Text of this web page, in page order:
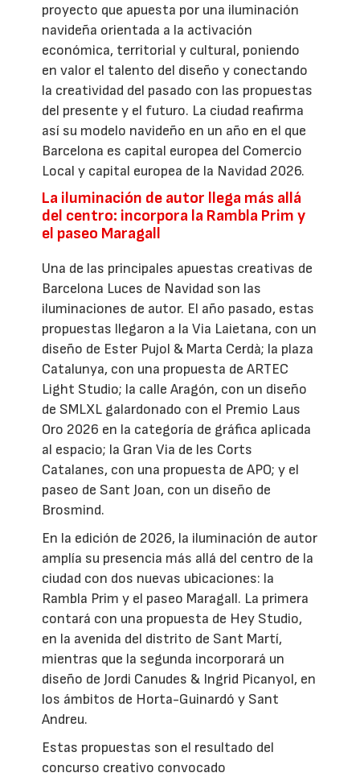
proyecto que apuesta por una iluminación
navideña orientada a la activación
económica, territorial y cultural, poniendo
en valor el talento del diseño y conectando
la creatividad del pasado con las propuestas
del presente y el futuro. La ciudad reafirma
así su modelo navideño en un año en el que
Barcelona es capital europea del Comercio
Local y capital europea de la Navidad 2026.
La iluminación de autor llega más allá
del centro: incorpora la Rambla Prim y
el paseo Maragall
Una de las principales apuestas creativas de
Barcelona Luces de Navidad son las
iluminaciones de autor. El año pasado, estas
propuestas llegaron a la Via Laietana, con un
diseño de Ester Pujol & Marta Cerdà; la plaza
Catalunya, con una propuesta de ARTEC
Light Studio; la calle Aragón, con un diseño
de SMLXL galardonado con el Premio Laus
Oro 2026 en la categoría de gráfica aplicada
al espacio; la Gran Via de les Corts
Catalanes, con una propuesta de APO; y el
paseo de Sant Joan, con un diseño de
Brosmind.
En la edición de 2026, la iluminación de autor
amplía su presencia más allá del centro de la
ciudad con dos nuevas ubicaciones: la
Rambla Prim y el paseo Maragall. La primera
contará con una propuesta de Hey Studio,
en la avenida del distrito de Sant Martí,
mientras que la segunda incorporará un
diseño de Jordi Canudes & Ingrid Picanyol, en
los ámbitos de Horta-Guinardó y Sant
Andreu.
Estas propuestas son el resultado del
concurso creativo convocado